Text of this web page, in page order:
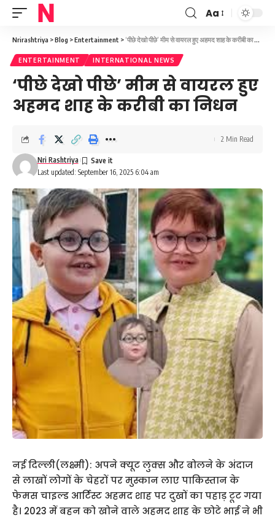
Font
Resizer
Aa
Nrirashtriya >Blog >Entertainment > ‘पीछे देखो पीछे’ मीम से वायरल हुए अहमद शाह के करीबी का निधन
ENTERTAINMENT INTERNATIONAL NEWS
‘पीछे देखो पीछे’ मीम से वायरल हुए
अहमद शाह के करीबी का निधन
Last updated: September 16, 2025 6:04 am
Nri Rashtriya
2 Min Read
नई दिल्ली(लक्ष्मी): अपने क्यूट लुक्स और बोलने के अंदाज
से लाखों लोगों के चेहरों पर मुस्कान लाए पाकिस्तान के
फेमस चाइल्ड आर्टिस्ट अहमद शाह पर दुखों का पहाड़ टूट गया
है। 2023 में बहन को खोने वाले अहमद शाह के छोटे भाई ने भी